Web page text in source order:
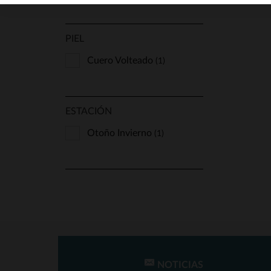
PIEL
Cuero Volteado (1)
ESTACIÓN
Otoño Invierno (1)
NOTICIAS